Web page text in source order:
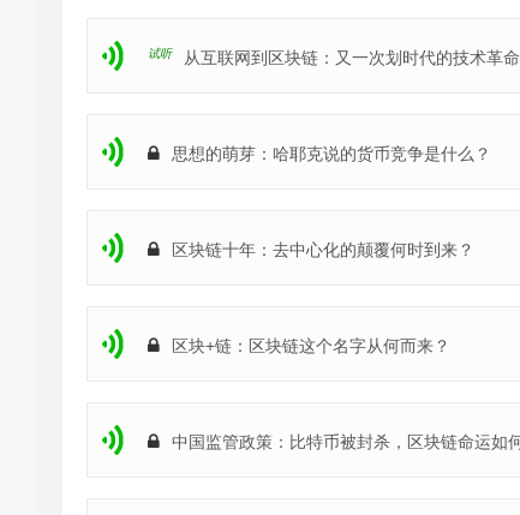
法达到的高度。
主流货币以外还有各种其他货币，这些货币有没有机会
其作为致富良机，现在谈到区块链加密货币，人们的反
万倍的涨幅了，在经济下行周期，谁还能掏得起这么多
试听 从互联网到区块链：又一次划时代的技术革命
思想的萌芽：哈耶克说的货币竞争是什么？
区块链十年：去中心化的颠覆何时到来？
区块+链：区块链这个名字从何而来？
中国监管政策：比特币被封杀，区块链命运如